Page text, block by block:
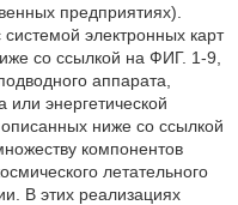
предприятиях).
электронных карт
со ссылкой на ФИГ. 1-9,
аппарата,
или энергетической
ниже со ссылкой
компонентов
летательного
В этих реализациях